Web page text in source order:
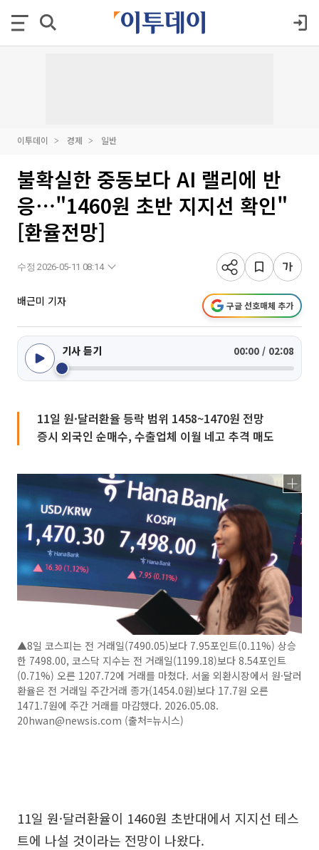
이투데이 경제 일반
불확실한 중동보다 AI 랠리에 반
응⋯"1460원 초반 지지선 확인"
[환율전망]
수정 2026-05-11 08:14
배근미 기자 구글 선호매체 추가
기사 듣기 00:00 / 02:08
11일 원·달러환율 등락 범위 1458~1470원 전망
증시 외국인 순매수, 수출업체 이월 네고 추격 매도
▲8일 코스피는 전 거래일(7490.05)보다 7.95포인트(0.11%) 상승
한 7498.00, 코스닥 지수는 전 거래일(1199.18)보다 8.54포인트
(0.71%) 오른 1207.72에 거래를 마쳤다. 서울 외환시장에서 원·달러
환율은 전 거래일 주간거래 종가(1454.0원)보다 17.7원 오른
1471.7원에 주간 거래를 마감했다. 2026.05.08.
20hwan@newsis.com (출처=뉴시스)
11일 원·달러환율이 1460원 초반대에서 지지선 테스
트에 나설 것이라는 전망이 나왔다.